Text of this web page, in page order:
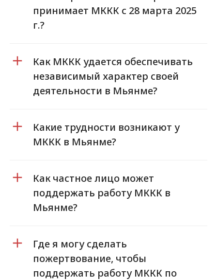
принимает МККК с 28 марта 2025
г.?
Как МККК удается обеспечивать
независимый характер своей
деятельности в Мьянме?
Какие трудности возникают у
МККК в Мьянме?
Как частное лицо может
поддержать работу МККК в
Мьянме?
Где я могу сделать
пожертвование, чтобы
поддержать работу МККК по